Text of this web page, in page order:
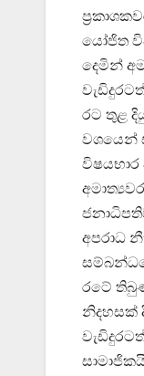
යෝජිත
දෙමින්
රට තුළ
වශයෙන්
විෂයභාර
අපරාධ
රටේ
නිදහසක්